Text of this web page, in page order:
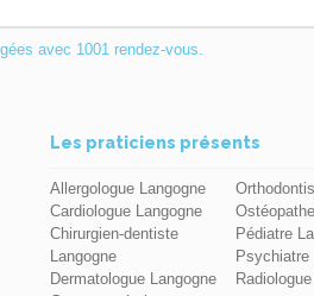
avec 1001 rendez-vous.
Les praticiens présents
Allergologue Langogne
Cardiologue Langogne
Chirurgien-dentiste
Langogne
Dermatologue Langogne
Pédiatre
Psychiatre